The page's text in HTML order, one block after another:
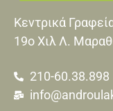
Κεντρικά
19o Xιλ Λ.
210-60.38.898